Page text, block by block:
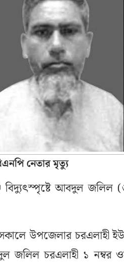
নেতার মৃত্যু
বিদ্যুৎস্পৃষ্টে আবদুল
উপজেলার চরএলাহী
জলিল চরএলাহী ১ নম্বর